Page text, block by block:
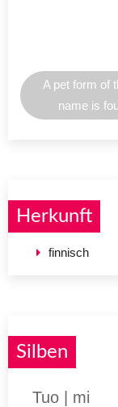
A pet form of
name is
Herkunft
finnisch
Silben
Tuo | mi